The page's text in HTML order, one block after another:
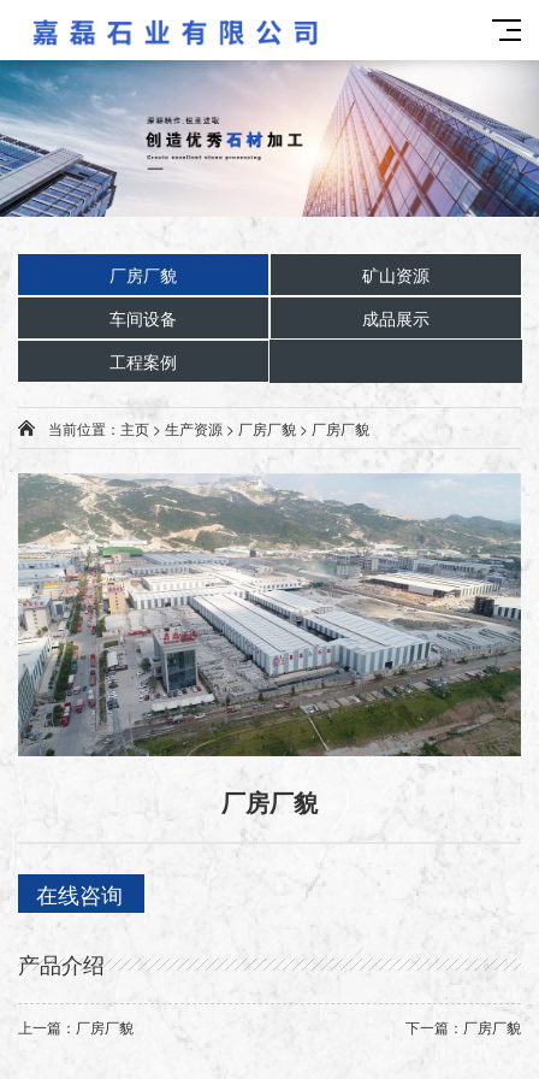
厂房厂貌
矿山资源
车间设备
成品展示
工程案例
当前位置： 主页 > 生产资源 > 厂房厂貌 > 厂房厂貌
厂房厂貌
在线咨询
产品介绍
上一篇：厂房厂貌 下一篇：厂房厂貌